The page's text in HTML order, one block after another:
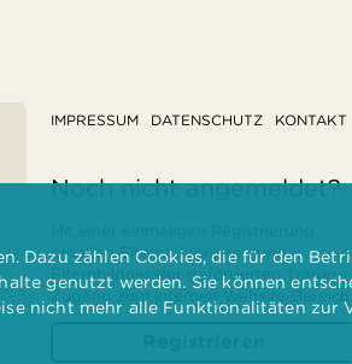
IMPRESSUM DATENSCHUTZ KONTAKT
Noch nicht angemeldet?
erhalten Elternbilderinnen und
Elternbildner der geförderten Träger
Zugang zum internen Website-Bereich.
Dazu zählen Cookies, die für den
genutzt werden. Sie können
nicht mehr alle Funktionalitäten zur